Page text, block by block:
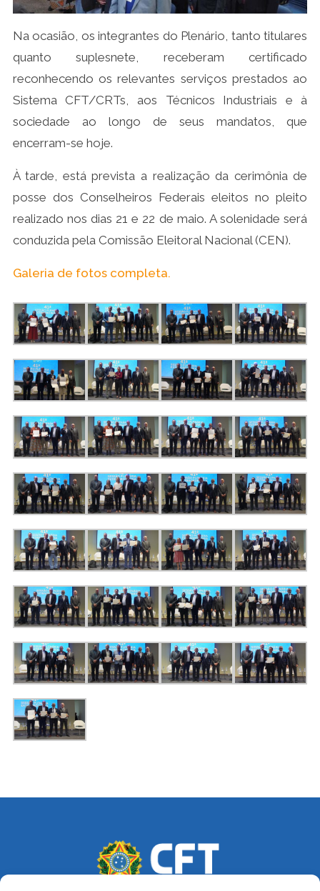
Na ocasião, os integrantes do Plenário, tanto titulares
quanto suplesnete, receberam certificado
reconhecendo os relevantes serviços prestados ao
Sistema CFT/CRTs, aos Técnicos Industriais e à
sociedade ao longo de seus mandatos, que
encerram-se hoje.
À tarde, está prevista a realização da cerimônia de
posse dos Conselheiros Federais eleitos no pleito
realizado nos dias 21 e 22 de maio. A solenidade será
conduzida pela Comissão Eleitoral Nacional (CEN).
Galeria de fotos completa.